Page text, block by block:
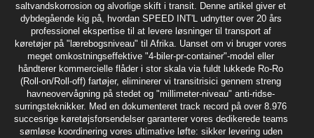
saltvandskorrosion og alvorlige skift i transit. Denne artikel giver et
dybdegående kig på, hvordan SPEED INT'L udnytter over 20 års
professionel ekspertise til at levere løsninger til transport af
køretøjer på "lærebogsniveau" til Afrika. Uanset om vi bruger vores
meget omkostningseffektive "4-biler-pr-container"-model eller
håndterer kommercielle flåder i stor skala via fuldt lukkede Ro-Ro
(Roll-on/Roll-off) fartøjer, eliminerer vi transitrisici gennem streng
havneovervågning på stedet og "millimeter-niveau" anti-ridse-
surringsteknikker. Med en dokumenteret track record på over 8.976
succesrige køretøjsforsendelser garanterer vores dedikerede teams
sømløse koordinering vores ultimative løfte: sikker levering uden